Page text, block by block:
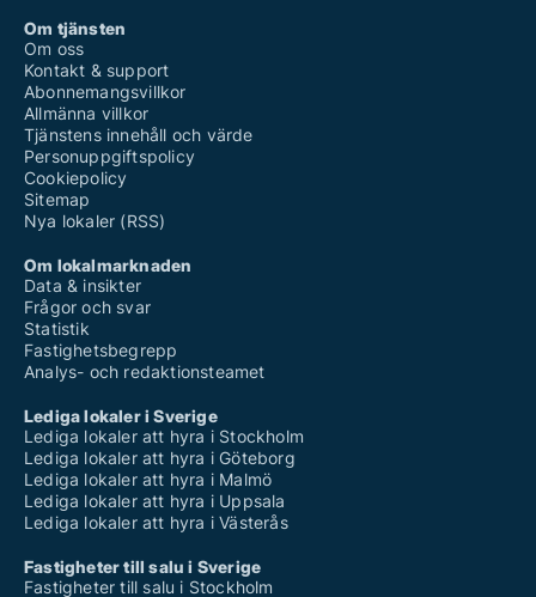
Om tjänsten
Om oss
Kontakt & support
Abonnemangsvillkor
Allmänna villkor
Tjänstens innehåll och värde
Personuppgiftspolicy
Cookiepolicy
Sitemap
Nya lokaler (RSS)
Om lokalmarknaden
Data & insikter
Frågor och svar
Statistik
Fastighetsbegrepp
Analys- och redaktionsteamet
Lediga lokaler i Sverige
Lediga lokaler att hyra i Stockholm
Lediga lokaler att hyra i Göteborg
Lediga lokaler att hyra i Malmö
Lediga lokaler att hyra i Uppsala
Lediga lokaler att hyra i Västerås
Fastigheter till salu i Sverige
Fastigheter till salu i Stockholm